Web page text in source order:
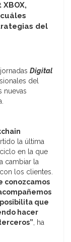
del
Digital
del
nuevas
la última
en la que
cambiar la
los clientes.
conozcamos
que
hacer
, ha